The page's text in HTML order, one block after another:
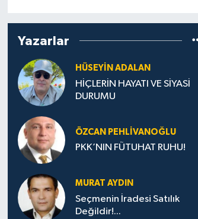
Yazarlar
HÜSEYIN ADALAN
HİÇLERİN HAYATI VE SİYASİ
DURUMU
ÖZCAN PEHLIVANOĞLU
PKK’NIN FÜTUHAT RUHU!
MURAT AYDIN
Seçmenin İradesi Satılık
Değildir!...